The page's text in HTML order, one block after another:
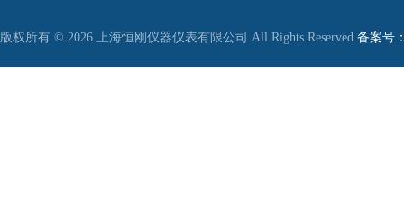
版权所有 © 2026 上海恒刚仪器仪表有限公司 All Rights Reserved 备案号